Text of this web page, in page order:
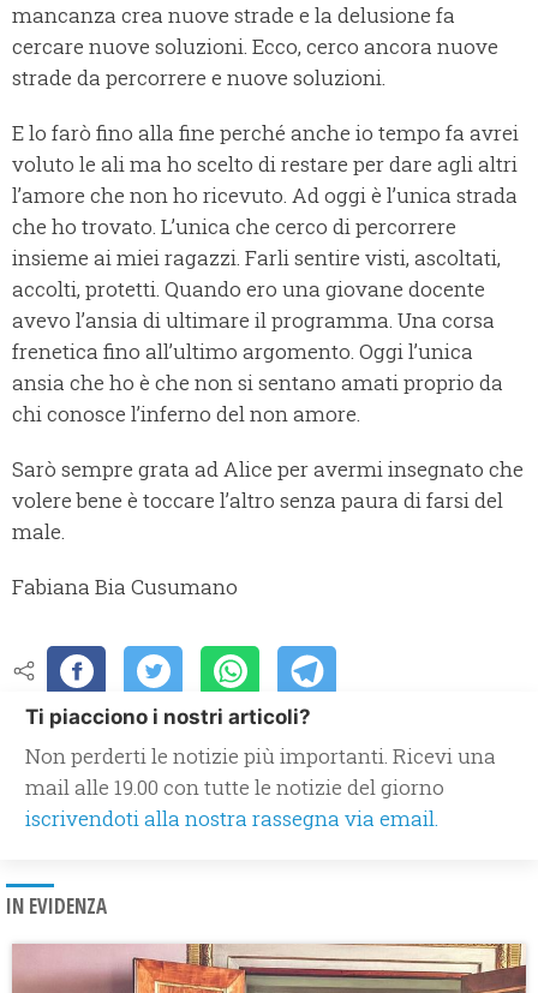
mancanza crea nuove strade e la delusione fa
cercare nuove soluzioni. Ecco, cerco ancora nuove
strade da percorrere e nuove soluzioni.
E lo farò fino alla fine perché anche io tempo fa avrei
voluto le ali ma ho scelto di restare per dare agli altri
l’amore che non ho ricevuto. Ad oggi è l’unica strada
che ho trovato. L’unica che cerco di percorrere
insieme ai miei ragazzi. Farli sentire visti, ascoltati,
accolti, protetti. Quando ero una giovane docente
avevo l’ansia di ultimare il programma. Una corsa
frenetica fino all’ultimo argomento. Oggi l’unica
ansia che ho è che non si sentano amati proprio da
chi conosce l’inferno del non amore.
Sarò sempre grata ad Alice per avermi insegnato che
volere bene è toccare l’altro senza paura di farsi del
male.
Fabiana Bia Cusumano
Ti piacciono i nostri articoli?
Non perderti le notizie più importanti. Ricevi una
mail alle 19.00 con tutte le notizie del giorno
iscrivendoti alla nostra rassegna via email.
IN EVIDENZA